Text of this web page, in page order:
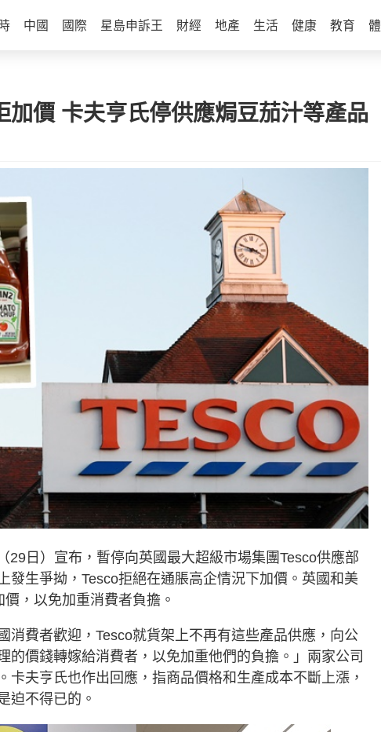
中國 國際 星島申訴王 財經 地產 生活 健康 教育
價 卡夫亨氏停供應焗豆茄汁等產品
29日）宣布，暫停向英國最大超級市場集團Tesco供應部
發生爭拗，Tesco拒絕在通脹高企情況下加價。英國和美
，以免加重消費者負擔。
消費者歡迎，Tesco就貨架上不再有這些產品供應，向公
價錢轉嫁給消費者，以免加重他們的負擔。」兩家公司
夫亨氏也作出回應，指商品價格和生產成本不斷上漲，
迫不得已的。